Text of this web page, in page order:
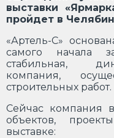
выставки
пройдет в
«Артель-С»
самого начала
стабильная,
компания,
строительных работ.
Сейчас компания
объектов,
выставке: